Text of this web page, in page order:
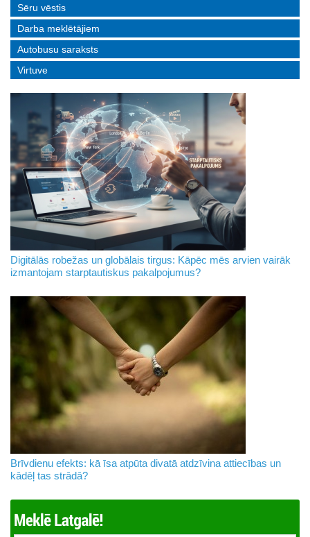
Sēru vēstis
Darba meklētājiem
Autobusu saraksts
Virtuve
Digitālās robežas un globālais tirgus: Kāpēc mēs arvien vairāk
izmantojam starptautiskus pakalpojumus?
Brīvdienu efekts: kā īsa atpūta divatā atdzīvina attiecības un
kādēļ tas strādā?